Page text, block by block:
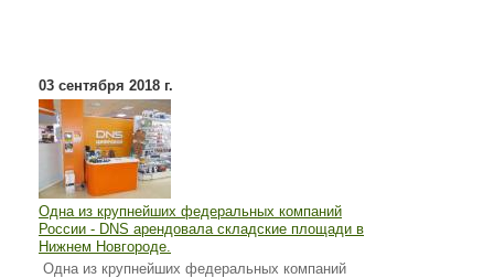
03 сентября 2018 г.
Одна из крупнейших федеральных компаний
России - DNS арендовала складские площади в
Нижнем Новгороде.
Одна из крупнейших федеральных компаний